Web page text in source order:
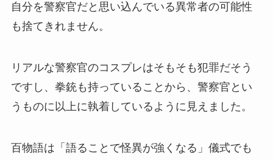
自分を警察官だと思い込んでいる異常者の可能性
も捨てきれません。
リアルな警察官のコスプレはそもそも犯罪だそう
ですし、拳銃も持っていることから、警察官とい
うものに以上に執着しているように見えました。
百物語は「語ることで怪異が強くなる」儀式でも